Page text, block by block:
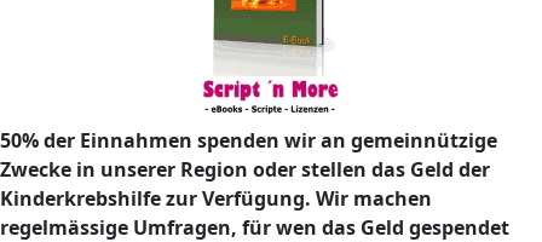
50% der Einnahmen spenden wir an gemeinnützige
Zwecke in unserer Region oder stellen das Geld der
Kinderkrebshilfe zur Verfügung. Wir machen
regelmässige Umfragen, für wen das Geld gespendet